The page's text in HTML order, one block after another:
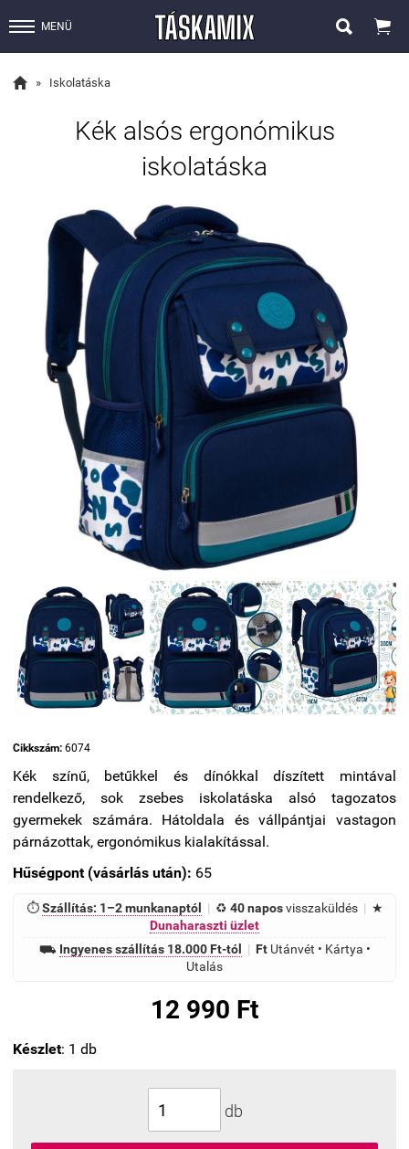
MENÜ  
 » Iskolatáska
Kék alsós ergonómikus
iskolatáska
Cikkszám: 6074
Kék színű, betűkkel és dínókkal díszített mintával
rendelkező, sok zsebes iskolatáska alsó tagozatos
gyermekek számára. Hátoldala és vállpántjai vastagon
párnázottak, ergonómikus kialakítással.
Hűségpont (vásárlás után): 65
⏱Szállítás: 1–2 munkanaptól | ♻ 40 naposvisszaküldés | ★
Dunaharaszti üzlet
⛟ Ingyenes szállítás 18.000 Ft-tól | FtUtánvét • Kártya •
Utalás
12 990 Ft
Készlet: 1 db
db